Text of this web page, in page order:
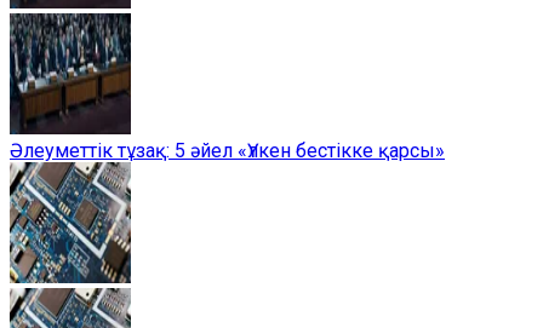
Әлеуметтік тұзақ: 5 әйел «Үлкен бестікке қарсы»